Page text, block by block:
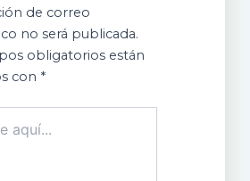
de correo
no será publicada.
obligatorios están
con *